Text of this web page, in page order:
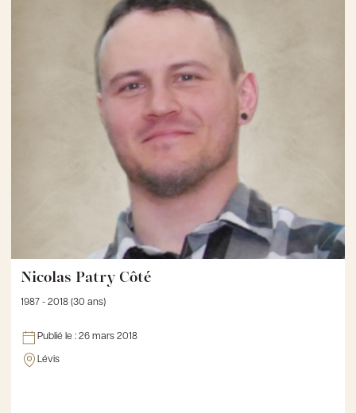
Nicolas Patry Côté
1987 - 2018 (30 ans)
Publié le : 26 mars 2018
Lévis